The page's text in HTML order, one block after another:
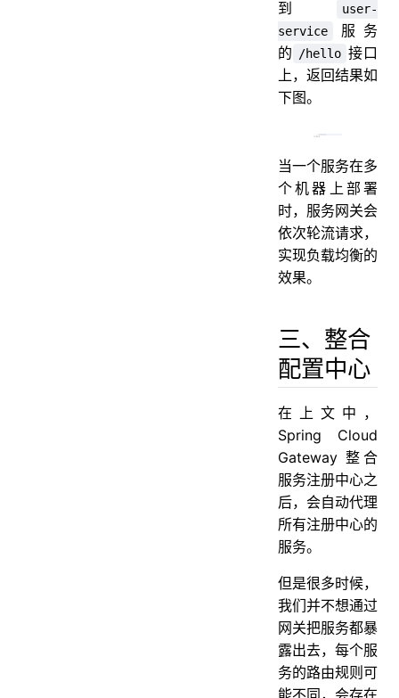
到
user-
service
服务
的
/hello 接口
上，返回结果如
下图。
当一个服务在多
个机器上部署
时，服务网关会
依次轮流请求，
实现负载均衡的
效果。
三、整合
配置中心
在上文中，
Spring Cloud
Gateway 整合
服务注册中心之
后，会自动代理
所有注册中心的
服务。
但是很多时候，
我们并不想通过
网关把服务都暴
露出去，每个服
务的路由规则可